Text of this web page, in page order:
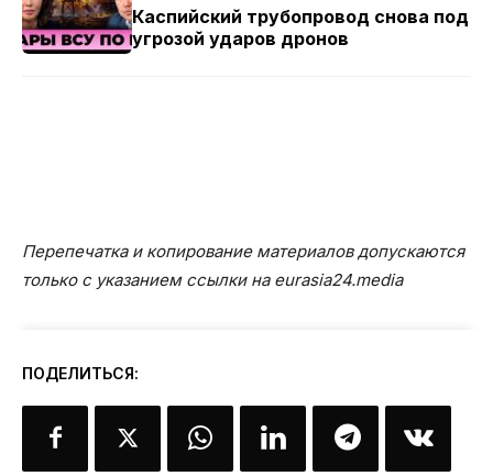
Каспийский трубопровод снова под
угрозой ударов дронов
Перепечатка и копирование материалов допускаются
только с указанием ссылки на eurasia24.media
ПОДЕЛИТЬСЯ: